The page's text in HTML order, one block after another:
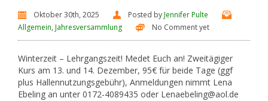
Oktober 30th, 2025 Posted byJennifer Pulte
Allgemein, Jahresversammlung No Comment yet
Winterzeit – Lehrgangszeit! Medet Euch an! Zweitägiger
Kurs am 13. und 14. Dezember, 95€ für beide Tage (ggf
plus Hallennutzungsgebühr), Anmeldungen nimmt Lena
Ebeling an unter 0172-4089435 oder Lenaebeling@aol.de